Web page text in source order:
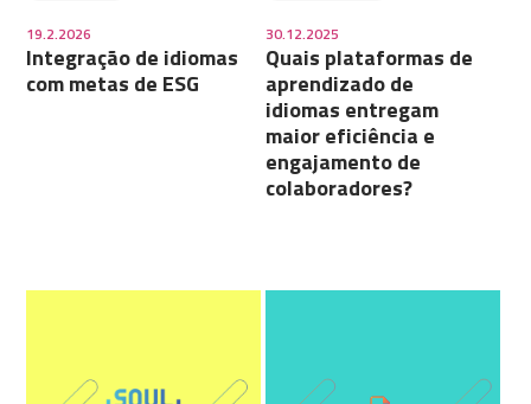
19.2.2026
Integração de idiomas
com metas de ESG
30.12.2025
Quais plataformas de
aprendizado de
idiomas entregam
maior eficiência e
engajamento de
colaboradores?